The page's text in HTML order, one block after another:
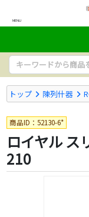
MENU
トップ 陳列什器
商品ID：52130-6*
ロイヤル ス
210